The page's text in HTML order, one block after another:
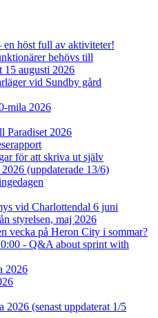
en höst full av aktiviteter!
behövs till
15 augusti 2026
vid Sundby gård
mila 2026
Paradiset 2026
för att skriva ut själv
(uppdaterade 13/6)
vid Charlottendal 6 juni
styrelsen, maj 2026
vecka på Heron City i sommar?
- Q&A about sprint with
2026
(senast uppdaterat 1/5